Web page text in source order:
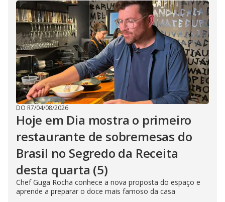
DO R7/04/08/2026
Hoje em Dia mostra o primeiro
restaurante de sobremesas do
Brasil no Segredo da Receita
desta quarta (5)
Chef Guga Rocha conhece a nova proposta do espaço e
aprende a preparar o doce mais famoso da casa